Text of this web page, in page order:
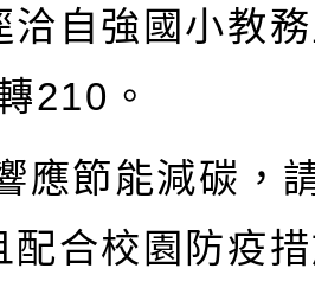
洽自強國小教
210。
應節能減碳，
配合校園防疫